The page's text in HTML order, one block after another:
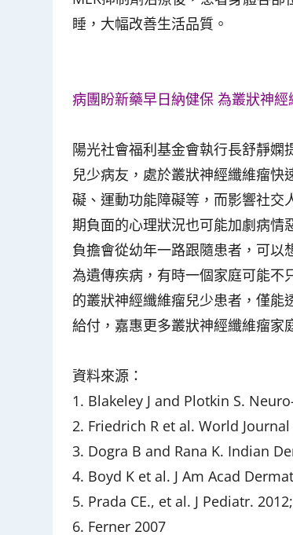
睡，大幅改善生活品質。
病團盼新藥早日納健保 為叢狀神
陽光社會福利基金會執行長舒靜嫻
兒少病友，處於叢狀神經纖維瘤
礙、運動功能障礙等，而影響社交
期負面的心理狀況也可能加劇病情
負擔會從幼年一路跟隨患者，可
為遺傳疾病，有時一個家庭可能不
的叢狀神經纖維瘤兒少患者，僅
給付，嘉惠更多叢狀神經纖維瘤家
資料來源：
1. Blakeley J and Plotkin S.
2. Friedrich R et al. World
3. Dogra B and Rana K. Indian
4. Boyd K et al. J Am Acad
5. Prada CE., et al. J Pediatr.
6. Ferner 2007